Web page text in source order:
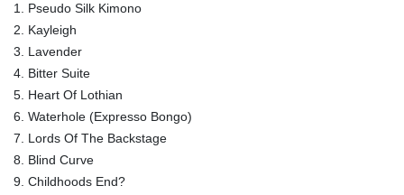
1. Pseudo Silk Kimono
2. Kayleigh
3. Lavender
4. Bitter Suite
5. Heart Of Lothian
6. Waterhole (Expresso Bongo)
7. Lords Of The Backstage
8. Blind Curve
9. Childhoods End?